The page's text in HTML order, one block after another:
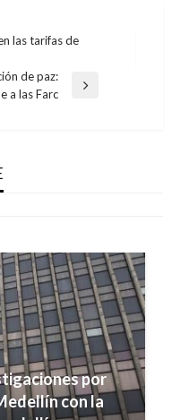
las tarifas de
de paz:
a las Farc
por
con la